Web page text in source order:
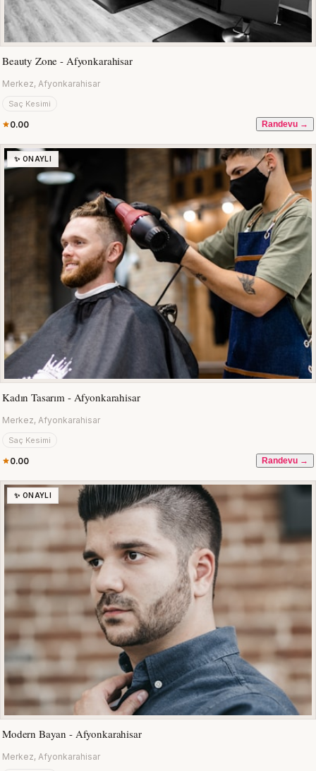
Beauty Zone - Afyonkarahisar
Merkez, Afyonkarahisar
Saç Kesimi
0.00 Randevu →
✨ ONAYLI
Kadın Tasarım - Afyonkarahisar
Merkez, Afyonkarahisar
Saç Kesimi
0.00 Randevu →
✨ ONAYLI
Modern Bayan - Afyonkarahisar
Merkez, Afyonkarahisar